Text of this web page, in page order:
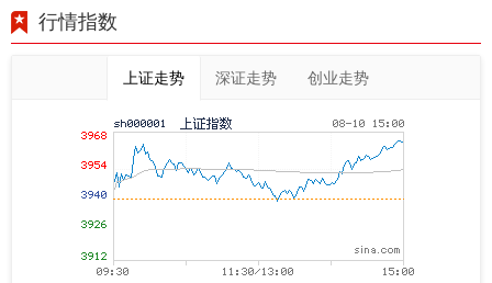
行情指数
上证走势 深证走势 创业走势